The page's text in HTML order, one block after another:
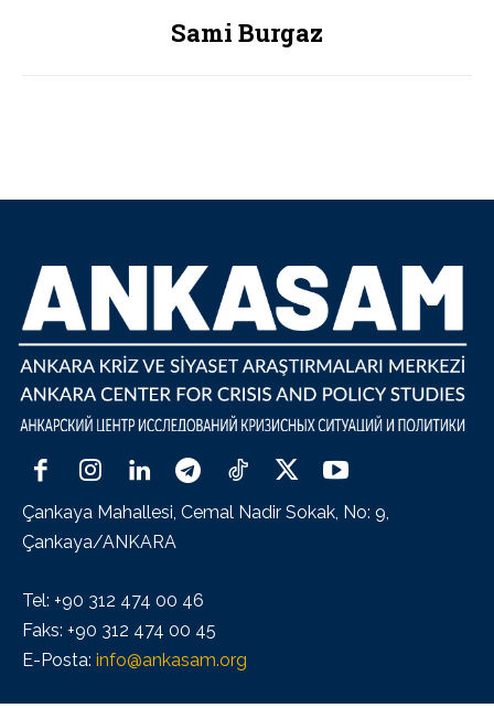
Sami Burgaz
Çankaya Mahallesi, Cemal Nadir Sokak, No: 9,
Çankaya/ANKARA
Tel: +90 312 474 00 46
Faks: +90 312 474 00 45
E-Posta: info@ankasam.org